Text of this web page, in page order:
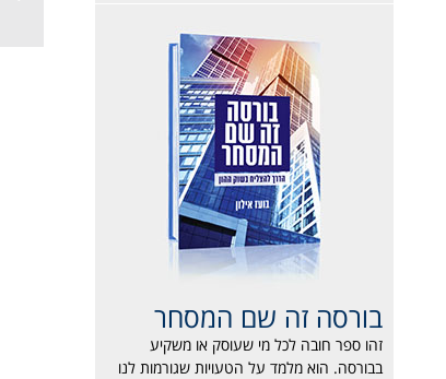
בורסה זה שם המסחר
זהו ספר חובה לכל מי שעוסק או משקיע
בבורסה. הוא מלמד על הטעויות שגורמות לנו